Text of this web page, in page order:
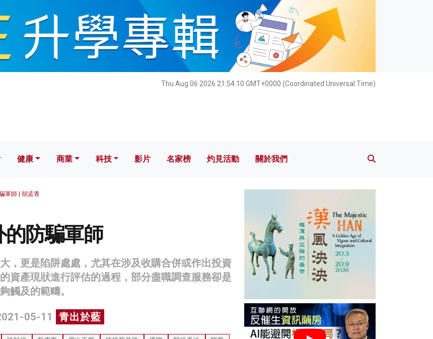
Thu Aug 06 2026 21:54:12 GMT+0000 (Coordinated Universal Time)
健康 科技 影片 名家榜 灼見活動 關於我們
健康 商業 科技 影片 名家榜 灼見活動 關於我們
軍師 | 胡孟青
防騙軍師
，更是陷阱處處，尤其在涉及收購合併或作出投資
資產現狀進行評估的過程，部分盡職調查服務卻是
觸及的範疇。
05-11 青出於藍